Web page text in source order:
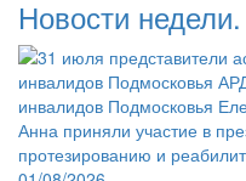
Новости недели.